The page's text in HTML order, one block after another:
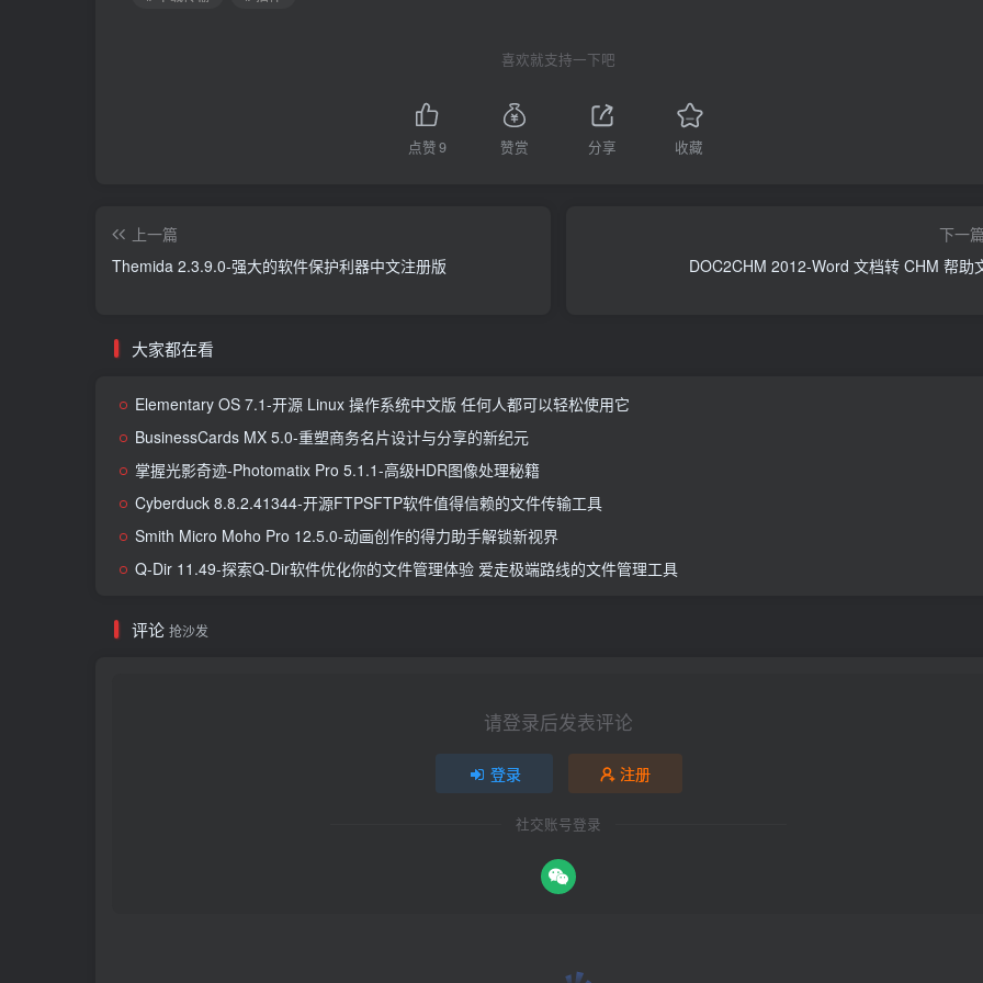
喜欢就支持一下吧
点赞9 赞赏 分享 收藏
上一篇
Themida 2.3.9.0-强大的软件保护利器中文注册版
下一篇
DOC2CHM 2012-Word 文档转 CHM 帮助
大家都在看
Elementary OS 7.1-开源 Linux 操作系统中文版 任何人都可以轻松使用它
BusinessCards MX 5.0-重塑商务名片设计与分享的新纪元
掌握光影奇迹-Photomatix Pro 5.1.1-高级HDR图像处理秘籍
Cyberduck 8.8.2.41344-开源FTPSFTP软件值得信赖的文件传输工具
Smith Micro Moho Pro 12.5.0-动画创作的得力助手解锁新视界
Q-Dir 11.49-探索Q-Dir软件优化你的文件管理体验 爱走极端路线的文件管理工具
评论 抢沙发
请登录后发表评论
登录 注册
社交账号登录